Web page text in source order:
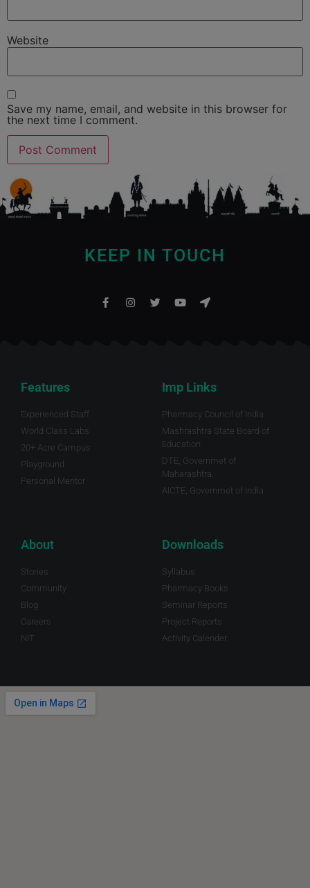
Website
Save my name, email, and website in this browser for
the next time I comment.
KEEP IN TOUCH
Features
Experienced Staff
World Class Labs
20+ Acre Campus
Playground
Personal Mentor
Imp Links
Pharmacy Council of India
Mashrashtra State Board of
Education
DTE, Governmet of
Maharashtra.
AICTE, Governmet of India
About
Stories
Community
Blog
Careers
NIT
Downloads
Syllabus
Pharmacy Books
Seminar Reports
Project Reports
Activity Calender